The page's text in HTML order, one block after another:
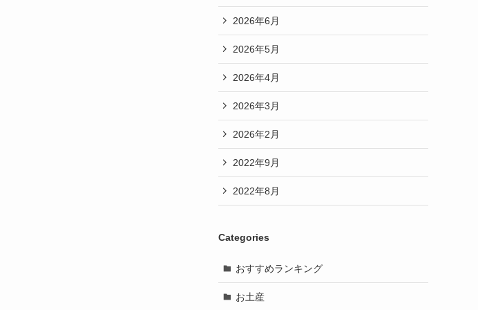
2026年6月
2026年5月
2026年4月
2026年3月
2026年2月
2022年9月
2022年8月
Categories
おすすめランキング
お土産